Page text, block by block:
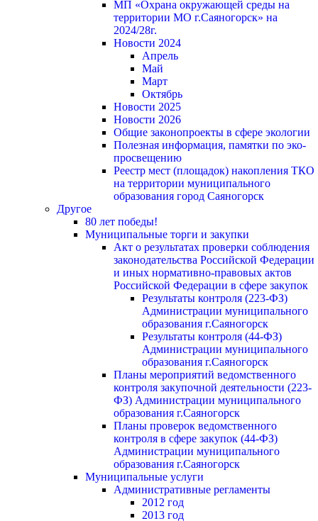
МП «Охрана окружающей среды на
территории МО г.Саяногорск» на
2024/28г.
Новости 2024
Апрель
Май
Март
Октябрь
Новости 2025
Новости 2026
Общие законопроекты в сфере экологии
Полезная информация, памятки по эко-
просвещению
Реестр мест (площадок) накопления ТКО
на территории муниципального
образования город Саяногорск
Другое
80 лет победы!
Муниципальные торги и закупки
Акт о результатах проверки соблюдения
законодательства Российской Федерации
и иных нормативно-правовых актов
Российской Федерации в сфере закупок
Результаты контроля (223-ФЗ)
Администрации муниципального
образования г.Саяногорск
Результаты контроля (44-ФЗ)
Администрации муниципального
образования г.Саяногорск
Планы мероприятий ведомственного
контроля закупочной деятельности (223-
ФЗ) Администрации муниципального
образования г.Саяногорск
Планы проверок ведомственного
контроля в сфере закупок (44-ФЗ)
Администрации муниципального
образования г.Саяногорск
Муниципальные услуги
Административные регламенты
2012 год
2013 год